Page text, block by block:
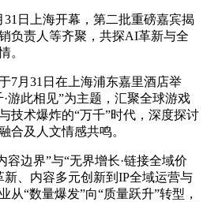
31日上海开幕，第二批重磅嘉宾揭
负责人等齐聚，共探AI革新与全
。
7月31日在上海浦东嘉里酒店举
游此相见”为主题，汇聚全球游戏
技术爆炸的“万千”时代，深度探讨
合及人文情感共鸣。
容边界”与“无界增长·链接全域价
、内容多元创新到IP全域运营与
从“数量爆发”向“质量跃升”转型，